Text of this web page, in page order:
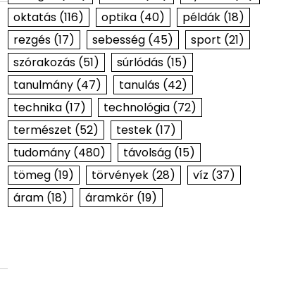
oktatás(116) optika(40) példák(18)
rezgés(17) sebesség(45) sport (21)
szórakozás(51) súrlódás(15)
tanulmány(47) tanulás(42)
technika(17) technológia(72)
természet (52) testek(17)
tudomány(480) távolság(15)
tömeg(19) törvények(28) víz (37)
áram(18) áramkör(19)